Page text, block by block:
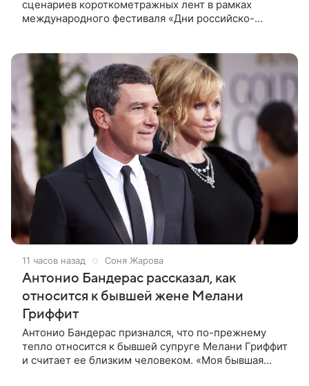
сценариев короткометражных лент в рамках
международного фестиваля «Дни российско-
11 часов назад Соня Жарова
Антонио Бандерас рассказал, как
относится к бывшей жене Мелани
Гриффит
Антонио Бандерас признался, что по-прежнему
тепло относится к бывшей супруге Мелани Гриффит
и считает ее близким человеком. «Моя бывшая